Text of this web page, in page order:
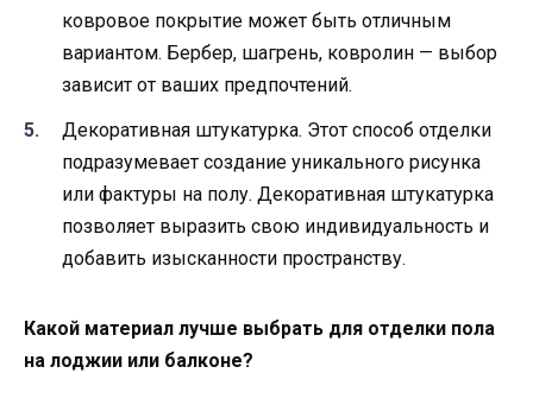
ковровое покрытие может быть отличным
вариантом. Бербер, шагрень, ковролин — выбор
зависит от ваших предпочтений.
Декоративная штукатурка. Этот способ отделки
подразумевает создание уникального рисунка
или фактуры на полу. Декоративная штукатурка
позволяет выразить свою индивидуальность и
добавить изысканности пространству.
Какой материал лучше выбрать для отделки пола
на лоджии или балконе?